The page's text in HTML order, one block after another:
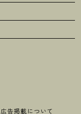
広告掲載について